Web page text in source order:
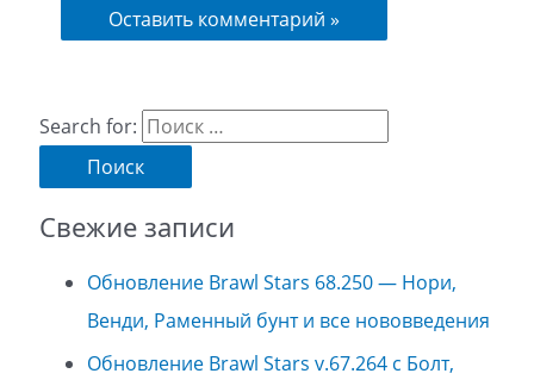
Search for:
Свежие записи
Обновление Brawl Stars 68.250 — Нори,
Венди, Раменный бунт и все нововведения
Обновление Brawl Stars v.67.264 с Болт,